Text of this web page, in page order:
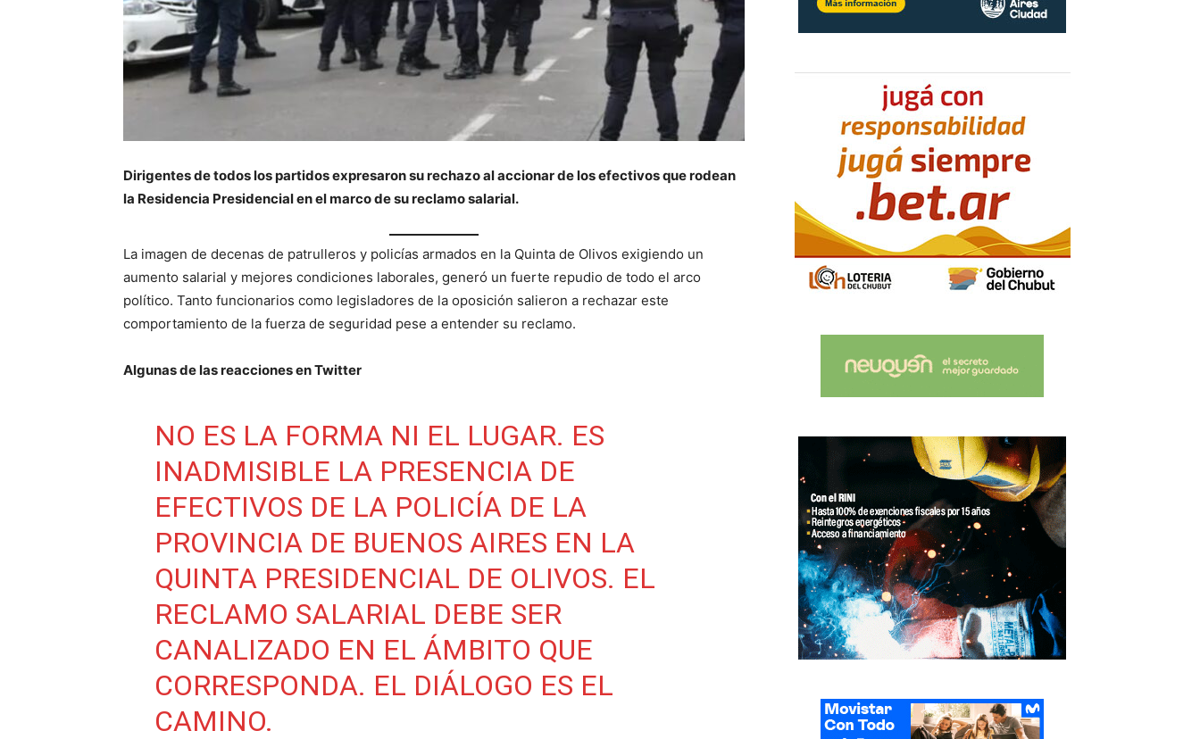
Dirigentes de todos los partidos expresaron su rechazo al accionar de los efectivos que rodean
la Residencia Presidencial en el marco de su reclamo salarial.
La imagen de decenas de patrulleros y policías armados en la Quinta de Olivos exigiendo un
aumento salarial y mejores condiciones laborales, generó un fuerte repudio de todo el arco
político. Tanto funcionarios como legisladores de la oposición salieron a rechazar este
comportamiento de la fuerza de seguridad pese a entender su reclamo.
Algunas de las reacciones en Twitter
NO ES LA FORMA NI EL LUGAR. ES
INADMISIBLE LA PRESENCIA DE
EFECTIVOS DE LA POLICÍA DE LA
PROVINCIA DE BUENOS AIRES EN LA
QUINTA PRESIDENCIAL DE OLIVOS. EL
RECLAMO SALARIAL DEBE SER
CANALIZADO EN EL ÁMBITO QUE
CORRESPONDA. EL DIÁLOGO ES EL
CAMINO.